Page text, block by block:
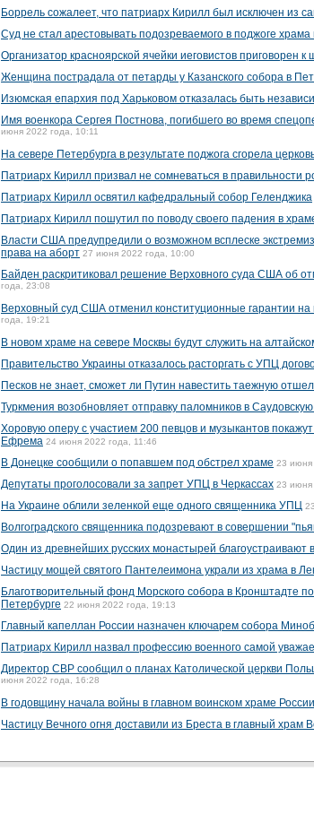
Боррель сожалеет, что патриарх Кирилл был исключен из
Суд не стал арестовывать подозреваемого в поджоге храма
Организатор красноярской ячейки иеговистов приговорен
Женщина пострадала от петарды у Казанского собора в
Изюмская епархия под Харьковом отказалась быть
Имя военкора Сергея Постнова, погибшего во время
июня 2022 года, 10:11
На севере Петербурга в результате поджога сгорела
Патриарх Кирилл призвал не сомневаться в правильности
Патриарх Кирилл освятил кафедральный собор Геленджика
Патриарх Кирилл пошутил по поводу своего падения в
Власти США предупредили о возможном всплеске
права на аборт 27 июня 2022 года, 10:00
Байден раскритиковал решение Верховного суда США об
года, 23:08
Верховный суд США отменил конституционные гарантии на
года, 19:21
В новом храме на севере Москвы будут служить на
Правительство Украины отказалось расторгать с УПЦ
Песков не знает, сможет ли Путин навестить таежную
Туркмения возобновляет отправку паломников в
Хоровую оперу с участием 200 певцов и музыкантов
Ефрема 24 июня 2022 года, 11:46
В Донецке сообщили о попавшем под обстрел храме 23 июня
Депутаты проголосовали за запрет УПЦ в Черкассах 23 июня
На Украине облили зеленкой еще одного священника УПЦ
Волгоградского священника подозревают в совершении
Один из древнейших русских монастырей благоустраивают
Частицу мощей святого Пантелеимона украли из храма в
Благотворительный фонд Морского собора в Кронштадте
Петербурге 22 июня 2022 года, 19:13
Главный капеллан России назначен ключарем собора
Патриарх Кирилл назвал профессию военного самой
Директор СВР сообщил о планах Католической церкви
июня 2022 года, 16:28
В годовщину начала войны в главном воинском храме
Частицу Вечного огня доставили из Бреста в главный храм